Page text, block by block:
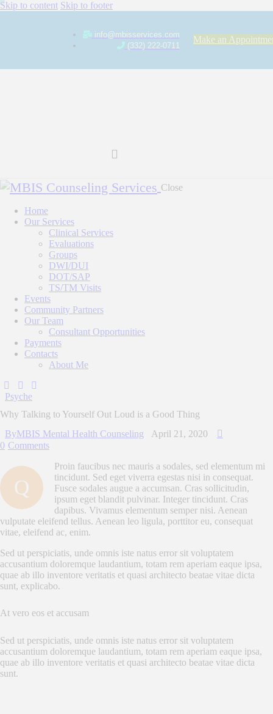
Skip to content Skip to footer
info@mbisservices.com
(332) 222-0711
Make an
Close
Home
Our Services
Clinical Services
Evaluations
Groups
DWI/DUI
DOT/SAP
TS/TM Visits
Events
Community Partners
Our Team
Consultant Opportunities
Payments
Contacts
About Me
Psyche
Why Talking to Yourself Out Loud is a Good Thing
ByMBIS Mental Health Counseling
April 21, 2020
0 Comments
Q
Proin faucibus nec mauris a sodales, sed elementum mi
tincidunt. Sed eget viverra egestas nisi in consequat.
Fusce sodales augue a accumsan. Cras sollicitudin,
ipsum eget blandit pulvinar. Integer tincidunt. Cras
dapibus. Vivamus elementum semper nisi. Aenean
vulputate eleifend tellus. Aenean leo ligula, porttitor eu, consequat
vitae, eleifend ac, enim.
Sed ut perspiciatis, unde omnis iste natus error sit voluptatem
accusantium doloremque laudantium, totam rem aperiam eaque ipsa,
quae ab illo inventore veritatis et quasi architecto beatae vitae dicta
sunt, explicabo.
At vero eos et accusam
Sed ut perspiciatis, unde omnis iste natus error sit voluptatem
accusantium doloremque laudantium, totam rem aperiam eaque ipsa,
quae ab illo inventore veritatis et quasi architecto beatae vitae dicta
sunt.